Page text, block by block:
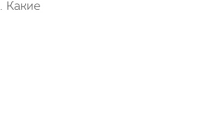
Какие